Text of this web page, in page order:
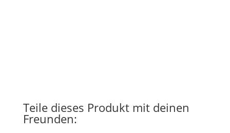
Teile dieses Produkt mit deinen
Freunden: